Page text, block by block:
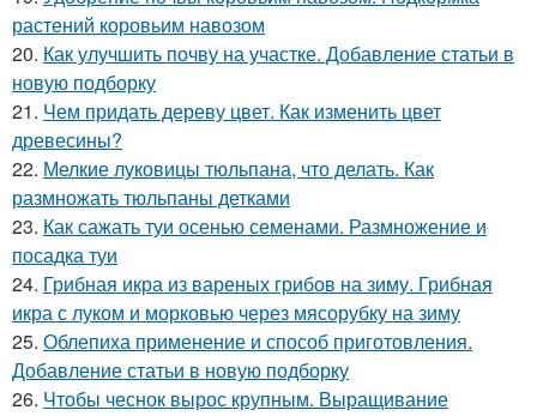
растений коровьим навозом
20. Как улучшить почву на участке. Добавление статьи в
новую подборку
21. Чем придать дереву цвет. Как изменить цвет
древесины?
22. Мелкие луковицы тюльпана, что делать. Как
размножать тюльпаны детками
23. Как сажать туи осенью семенами. Размножение и
посадка туи
24. Грибная икра из вареных грибов на зиму. Грибная
икра с луком и морковью через мясорубку на зиму
25. Облепиха применение и способ приготовления.
Добавление статьи в новую подборку
26. Чтобы чеснок вырос крупным. Выращивание